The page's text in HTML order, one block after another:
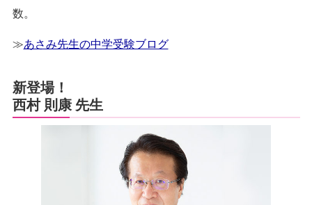
数。
≫あさみ先生の中学受験ブログ
新登場！
西村 則康先生